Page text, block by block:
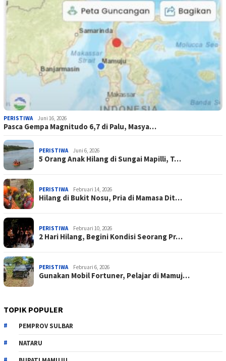
PERISTIWA Juni 16, 2026
Pasca Gempa Magnitudo 6,7 di Palu, Masya…
PERISTIWA Juni 6, 2026
5 Orang Anak Hilang di Sungai Mapilli, T…
PERISTIWA Februari 14, 2026
Hilang di Bukit Nosu, Pria di Mamasa Dit…
PERISTIWA Februari 10, 2026
2 Hari Hilang, Begini Kondisi Seorang Pr…
PERISTIWA Februari 6, 2026
Gunakan Mobil Fortuner, Pelajar di Mamuj…
TOPIK POPULER
PEMPROV SULBAR
NATARU